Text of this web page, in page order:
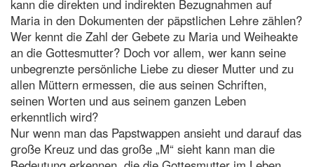
kann die direkten und indirekten Bezugnahmen auf
Maria in den Dokumenten der päpstlichen Lehre zählen?
Wer kennt die Zahl der Gebete zu Maria und Weiheakte
an die Gottesmutter? Doch vor allem, wer kann seine
unbegrenzte persönliche Liebe zu dieser Mutter und zu
allen Müttern ermessen, die aus seinen Schriften,
seinen Worten und aus seinem ganzen Leben
erkenntlich wird?
Nur wenn man das Papstwappen ansieht und darauf das
große Kreuz und das große „M“ sieht kann man die